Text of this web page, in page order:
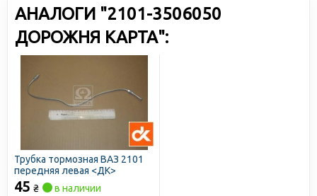
цены доступными для всех участников рынка.
АНАЛОГИ "2101-3506050
ДОРОЖНЯ КАРТА":
Трубка тормозная ВАЗ 2101
передняя левая <ДК>
45 ₴ в наличии